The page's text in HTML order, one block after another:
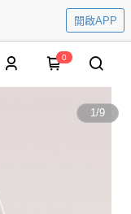
開啟APP
0
1/9